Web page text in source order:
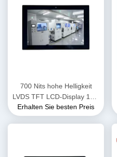
700 Nits hohe Helligkeit
LVDS TFT LCD-Display 10,1
Zoll OEM ODM 1920x1200
Erhalten Sie besten Preis